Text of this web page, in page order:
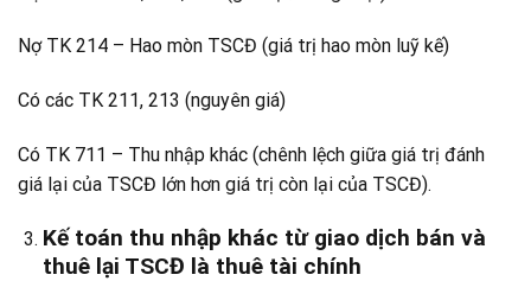
Nợ TK 214 – Hao mòn TSCĐ (giá trị hao mòn luỹ kế)
Có các TK 211, 213 (nguyên giá)
Có TK 711 – Thu nhập khác (chênh lệch giữa giá trị đánh
giá lại của TSCĐ lớn hơn giá trị còn lại của TSCĐ).
Kế toán thu nhập khác từ giao dịch bán và
thuê lại TSCĐ là thuê tài chính